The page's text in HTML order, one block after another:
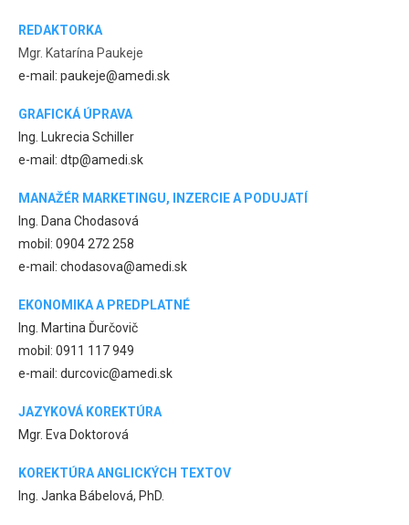
REDAKTORKA
Mgr. Katarína Paukeje
e-mail: paukeje@amedi.sk
GRAFICKÁ ÚPRAVA
Ing. Lukrecia Schiller
e-mail: dtp@amedi.sk
MANAŽÉR MARKETINGU, INZERCIE A PODUJATÍ
Ing. Dana Chodasová
mobil: 0904 272 258
e-mail: chodasova@amedi.sk
EKONOMIKA A PREDPLATNÉ
Ing. Martina Ďurčovič
mobil: 0911 117 949
e-mail: durcovic@amedi.sk
JAZYKOVÁ KOREKTÚRA
Mgr. Eva Doktorová
KOREKTÚRA ANGLICKÝCH TEXTOV
Ing. Janka Bábelová, PhD.